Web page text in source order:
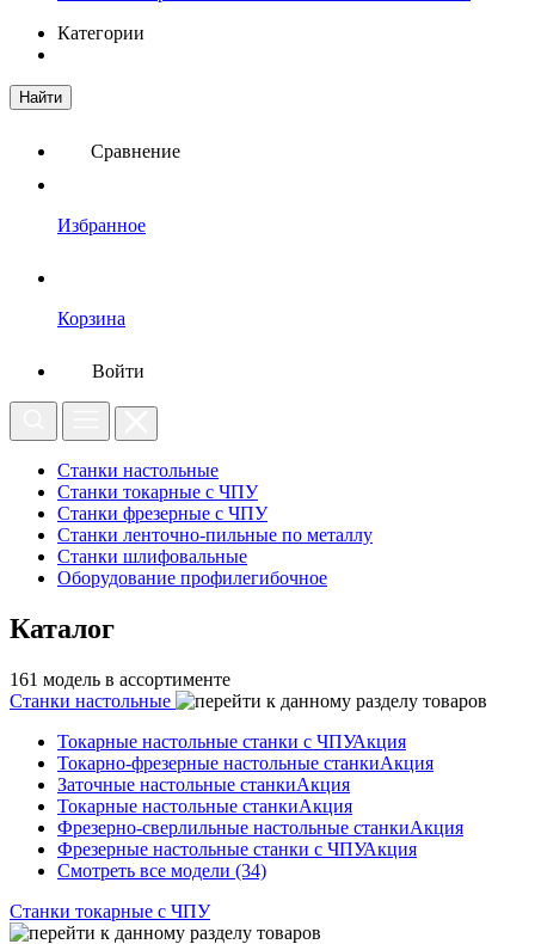
Категории
Найти
Сравнение
Избранное
Корзина
Войти
Станки настольные
Станки токарные с ЧПУ
Станки фрезерные с ЧПУ
Станки ленточно-пильные по металлу
Станки шлифовальные
Оборудование профилегибочное
Каталог
161 модель в ассортименте
Станки настольные
Токарные настольные станки с ЧПУАкция
Токарно-фрезерные настольные станкиАкция
Заточные настольные станкиАкция
Токарные настольные станкиАкция
Фрезерно-сверлильные настольные станкиАкция
Фрезерные настольные станки с ЧПУАкция
Смотреть все модели (34)
Станки токарные с ЧПУ